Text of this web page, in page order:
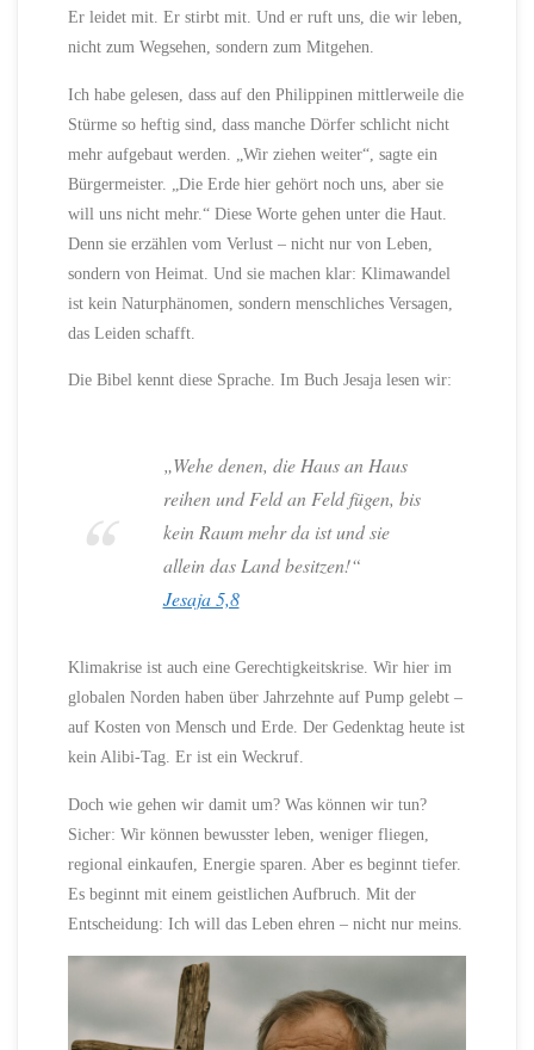
Er leidet mit. Er stirbt mit. Und er ruft uns, die wir leben,
nicht zum Wegsehen, sondern zum Mitgehen.
Ich habe gelesen, dass auf den Philippinen mittlerweile die
Stürme so heftig sind, dass manche Dörfer schlicht nicht
mehr aufgebaut werden. „Wir ziehen weiter“, sagte ein
Bürgermeister. „Die Erde hier gehört noch uns, aber sie
will uns nicht mehr.“ Diese Worte gehen unter die Haut.
Denn sie erzählen vom Verlust – nicht nur von Leben,
sondern von Heimat. Und sie machen klar: Klimawandel
ist kein Naturphänomen, sondern menschliches Versagen,
das Leiden schafft.
Die Bibel kennt diese Sprache. Im Buch Jesaja lesen wir:
„Wehe denen, die Haus an Haus
reihen und Feld an Feld fügen, bis
kein Raum mehr da ist und sie
allein das Land besitzen!“
Jesaja 5,8
Klimakrise ist auch eine Gerechtigkeitskrise. Wir hier im
globalen Norden haben über Jahrzehnte auf Pump gelebt –
auf Kosten von Mensch und Erde. Der Gedenktag heute ist
kein Alibi-Tag. Er ist ein Weckruf.
Doch wie gehen wir damit um? Was können wir tun?
Sicher: Wir können bewusster leben, weniger fliegen,
regional einkaufen, Energie sparen. Aber es beginnt tiefer.
Es beginnt mit einem geistlichen Aufbruch. Mit der
Entscheidung: Ich will das Leben ehren – nicht nur meins.